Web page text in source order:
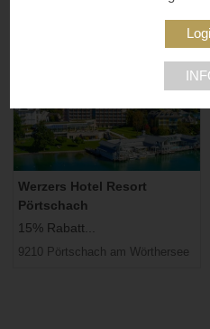
Werzers Hotel Resort
Pörtschach
15% Rabatt...
9210 Pörtschach am Wörthersee